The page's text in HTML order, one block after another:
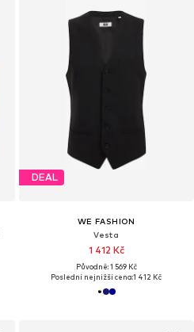
DEAL
WE FASHION
Vesta
1 412 Kč
Původně: 1 569 Kč
Poslední nejnižší cena:1 412 Kč